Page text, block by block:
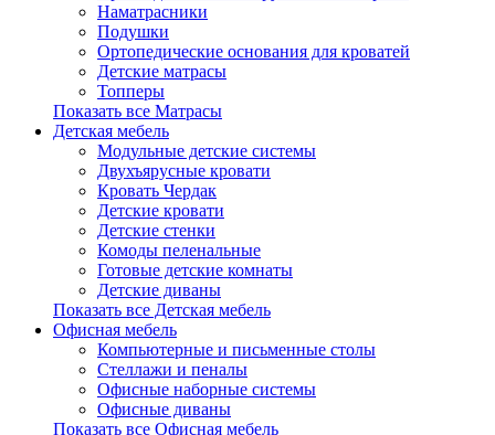
Наматрасники
Подушки
Ортопедические основания для кроватей
Детские матрасы
Топперы
Показать все Матрасы
Детская мебель
Модульные детские системы
Двухъярусные кровати
Кровать Чердак
Детские кровати
Детские стенки
Комоды пеленальные
Готовые детские комнаты
Детские диваны
Показать все Детская мебель
Офисная мебель
Компьютерные и письменные столы
Стеллажи и пеналы
Офисные наборные системы
Офисные диваны
Показать все Офисная мебель